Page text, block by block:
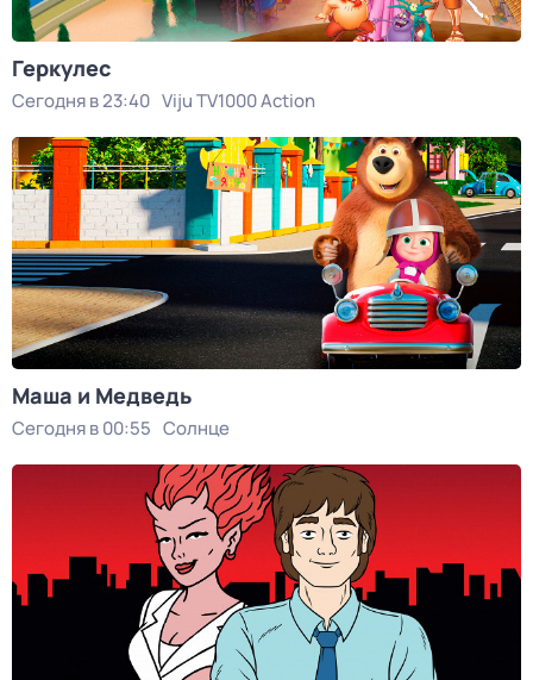
Геркулес
Сегодня в 23:40 Viju TV1000 Action
Маша и Медведь
Сегодня в 00:55 Солнце